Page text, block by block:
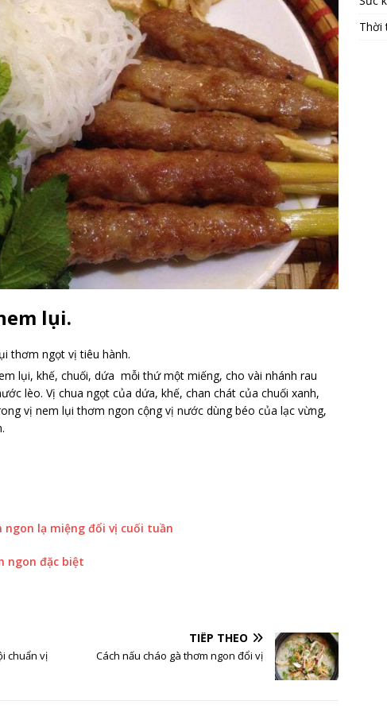
lụi.
thơm ngọt vị tiêu hành.
lụi, khế, chuối, dứa mỗi thứ một miếng, cho vài nhánh rau
lèo. Vị chua ngọt của dứa, khế, chan chát của chuối xanh,
vị nem lụi thơm ngon cộng vị nước dùng béo của lạc vừng,
ngon lạ miệng đổi vị cuối tuần
ngon đặc biệt
chuẩn vị
TIẾP THEO
Cách nấu cháo gà thơm ngon đổi vị
Thời